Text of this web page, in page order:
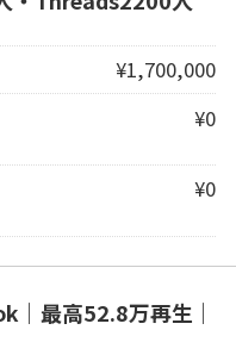
¥1,700,000
¥0
¥0
｜最高52.8万再生｜